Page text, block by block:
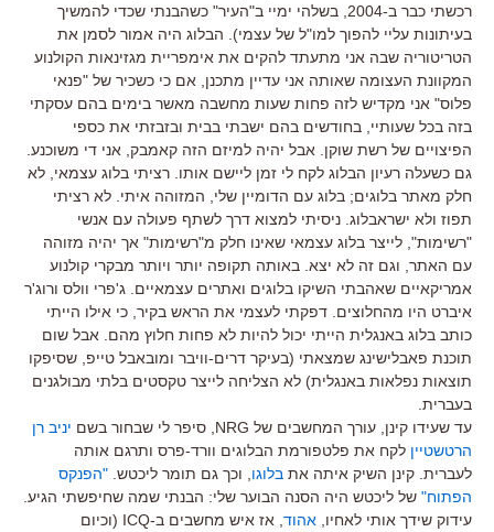
רכשתי כבר ב-2004, בשלהי ימיי ב"העיר" כשהבנתי שכדי להמשיך
בעיתונות עליי להפוך למו"ל של עצמי). הבלוג היה אמור לסמן את
הטריטוריה שבה אני מתעתד להקים את אימפריית מגזינאות הקולנוע
המקוונת העצומה שאותה אני עדיין מתכנן, אם כי כשכיר של "פנאי
פלוס" אני מקדיש לזה פחות שעות מחשבה מאשר בימים בהם עסקתי
בזה בכל שעותיי, בחודשים בהם ישבתי בבית ובזבזתי את כספי
הפיצויים של רשת שוקן. אבל יהיה למיזם הזה קאמבק, אני די משוכנע.
גם כשעלה רעיון הבלוג לקח לי זמן ליישם אותו. רציתי בלוג עצמאי, לא
חלק מאתר בלוגים; בלוג עם הדומיין שלי, המזוהה איתי. לא רציתי
תפוז ולא ישראבלוג. ניסיתי למצוא דרך לשתף פעולה עם אנשי
"רשימות", לייצר בלוג עצמאי שאינו חלק מ"רשימות" אך יהיה מזוהה
עם האתר, וגם זה לא יצא. באותה תקופה יותר ויותר מבקרי קולנוע
אמריקאיים שאהבתי השיקו בלוגים ואתרים עצמאיים. ג'פרי וולס ורוג'ר
איברט היו מהחלוצים. דפקתי לעצמי את הראש בקיר, כי אילו הייתי
כותב בלוג באנגלית הייתי יכול להיות לא פחות חלוץ מהם. אבל שום
תוכנת פאבלישינג שמצאתי (בעיקר דרים-וויבר ומובאבל טייפ, שסיפקו
תוצאות נפלאות באנגלית) לא הצליחה לייצר טקסטים בלתי מבולגנים
בעברית.
עד שעידו קינן, עורך המחשבים של NRG, סיפר לי שבחור בשם
יניב רן
הרטשטיין לקח את פלטפורמת הבלוגים וורד-פרס ותרגם אותה
לעברית. קינן השיק איתה את בלוגו , וכך גם תומר ליכטש. "הפנקס
הפתוח" של ליכטש היה הסנה הבוער שלי: הבנתי שמה שחיפשתי הגיע.
עידוק שידך אותי לאחיו, אהוד
, אז איש מחשבים ב-ICQ (וכיום